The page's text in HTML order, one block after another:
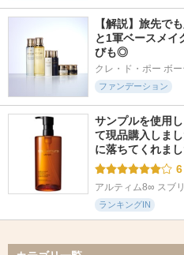
【解説】旅先で
と1軍ベースメイ
びも◎
クレ・ド・ポー ボー
ファンデーション
サンプルを使用
て現品購入しま
に落ちてくれま
6
アルティム8∞ スブ
ランキングIN